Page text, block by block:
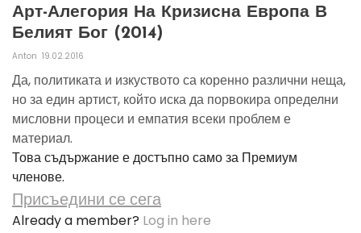
Арт-Алегория На Кризисна Европа В
Белият Бог (2014)
Anton 19.02.2016
Да, политиката и изкуството са коренно различни неща,
но за един артист, който иска да порвокира определни
мисловни процеси и емпатия всеки проблем е
материал.
Това съдържание е достъпно само за Премиум
членове.
Присъедини се сега
Already a member? Log in here